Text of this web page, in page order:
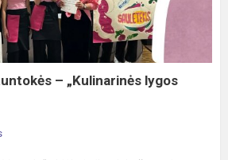
– „Kulinarinės lygos